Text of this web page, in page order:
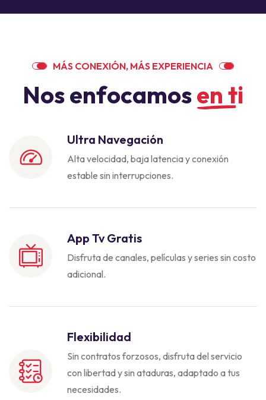
MÁS CONEXIÓN, MÁS EXPERIENCIA
Nosenfocamosen ti
Ultra Navegación
Alta velocidad, baja latencia y conexión
estable sin interrupciones.
App Tv Gratis
Disfruta de canales, películas y series sin costo
adicional.
Flexibilidad
Sin contratos forzosos, disfruta del servicio
con libertad y sin ataduras, adaptado a tus
necesidades.